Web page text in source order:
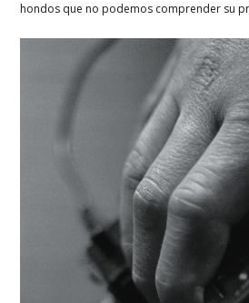
hondos que no podemos comprender su